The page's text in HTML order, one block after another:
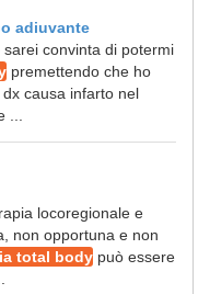
adiuvante
sarei convinta di potermi
premettendo che ho
causa infarto nel
locoregionale e
non opportuna e non
total body può essere